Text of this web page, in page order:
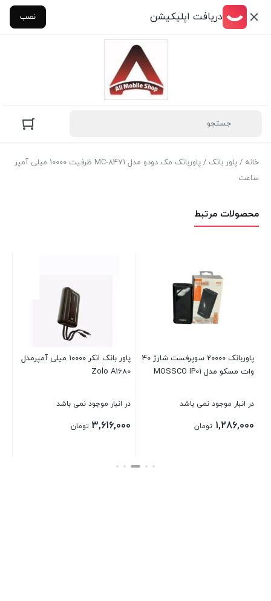
دریافت اپلیکیشن نصب
خانه / پاور بانک
/ پاوربانک مک دودو مدل MC-8471 ظرفیت 10000 میلی آمپر
ساعت
محصولات مرتبط
پاوربانک 20000 سوپرفست شارژ 40
وات مسکو مدل MOSSCO IP01
در انبار موجود نمی باشد
1,286,000 تومان
پاور بانک انکر ۱۰۰۰۰ میلی آمپرمدل
Zolo A1680
در انبار موجود نمی باشد
3,616,000 تومان
بستن